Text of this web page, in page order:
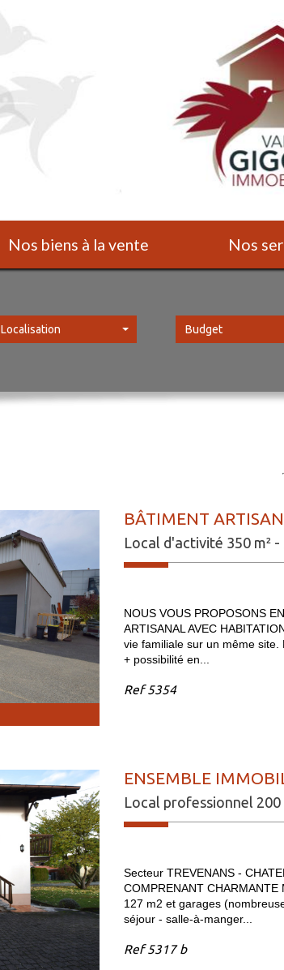
Nos biens à la vente Nos
Localisation Budget
BÂTIMENT
Local d'activité 350 m²
NOUS VOUS PROPOSONS
ARTISANAL AVEC
vie familiale sur un même site.
+ possibilité en...
Ref5354
ENSEMBLE
Local professionnel 200
Secteur TREVENANS -
COMPRENANT
127 m2 et garages
séjour - salle-à-manger...
Ref5317 b